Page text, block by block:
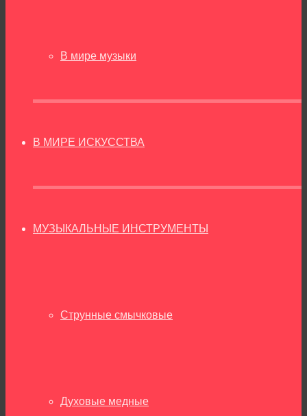
В мире музыки
В МИРЕ ИСКУССТВА
МУЗЫКАЛЬНЫЕ ИНСТРУМЕНТЫ
Струнные смычковые
Духовые медные